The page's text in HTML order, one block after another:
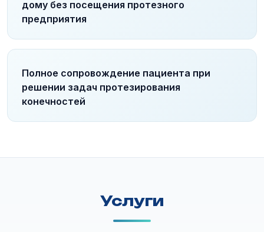
дому без посещения протезного
предприятия
Полное сопровождение пациента при
решении задач протезирования
конечностей
Услуги